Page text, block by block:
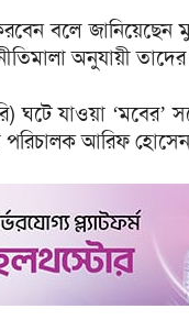
বলে
অনুযায়ী তাদের
ঘটে যাওয়া ‘মবের’
পরিচালক আরিফ